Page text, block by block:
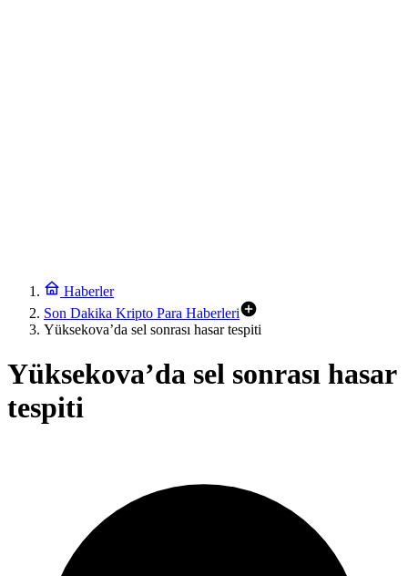
Haberler
Son Dakika Kripto Para Haberleri
Yüksekova’da sel sonrası hasar tespiti
Yüksekova’da sel sonrası hasar
tespiti